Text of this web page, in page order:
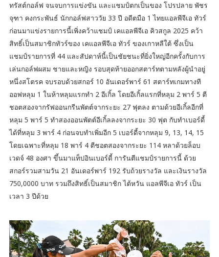
ทรัสต์กอล์ฟ จนจบการแข่งขัน และแชมป์ตกเป็นของ โปรปลาย พัชร
จุฑา คงกระพันธ์ นักกอล์ฟสาววัย 33 ปี อดีตมือ 1 ไทยแอลพีจีเอ ทัวร์
ก่อนมาแข่งรายการนี้เพิ่งคว้าแชมป์ เคแอลพีจีเอ คิวสกูล 2025 คว้า
สิทธิ์เป็นสมาชิกทัวร์ของ เคแอลพีจีเอ ทัวร์ ของเกาหลีใต้ ซึ่งเป็น
แชมป์รายการที่ 44 และสัปดาห์นี้เป็นชัยชนะที่ยิ่งใหญ่อีกครั้งกับการ
เล่นกอล์ฟผสม ชายและหญิง รอบสุดท้ายออกสตาร์ทตามหลังผู้นำอยู่
หนึ่งสโตรค จบรอบด้วยสกอร์ 10 อันเดอร์พาร์ 61 สตาร์ทเกมทางที
ออฟหลุม 1 ในห้าหลุมแรกทำ 2 อีเกิ้ล โดยอีเกิ้ลแรกที่หลุม 2 พาร์ 5 ตี
ชอตสองจากรัฟออนกรีนพัตต์จากระยะ 27 ฟุตลง ตามด้วยอีเกิ้ลอีกที่
หลุม 5 พาร์ 5 ทำสองออนพัตต์อีเกิ้ลลงจากระยะ 30 ฟุต กับทำเบอร์ดี้
ได้ที่หลุม 3 พาร์ 4 ก่อนจบทำเพิ่มอีก 5 เบอร์ดี้จากหลุม 9, 13, 14, 15
โดยเฉพาะที่หลุม 18 พาร์ 4 ตีชอตสองจากระยะ 114 หลาด้วยล็อบ
เวดจ์ 48 องศา ขึ้นมาแท็ปอินเบอร์ดี้ การันตีแชมป์รายการนี้ ด้วย
สกอร์รวมสามวัน 21 อันเดอร์พาร์ 192 รับถ้วยรางวัล และเงินรางวัล
750,0000 บาท รวมถึงสิทธิ์เป็นสมาชิก ไต้หวัน แอลพีจีเอ ทัวร์ เป็น
เวลา 3 ปีด้วย